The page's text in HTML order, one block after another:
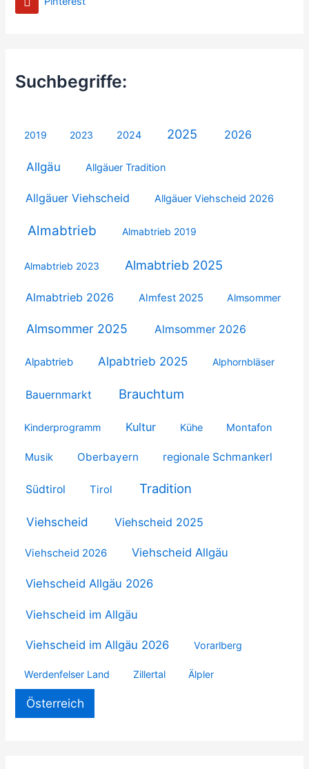
Suchbegriffe:
2019 2023 2024 2025 2026
Allgäu Allgäuer Tradition
Allgäuer Viehscheid Allgäuer Viehscheid 2026
Almabtrieb Almabtrieb 2019
Almabtrieb 2023 Almabtrieb 2025
Almabtrieb 2026 Almfest 2025 Almsommer
Almsommer 2025 Almsommer 2026
Alpabtrieb Alpabtrieb 2025 Alphornbläser
Bauernmarkt Brauchtum
Kinderprogramm Kultur Kühe Montafon
Musik Oberbayern regionale Schmankerl
Südtirol Tirol Tradition
Viehscheid Viehscheid 2025
Viehscheid 2026 Viehscheid Allgäu
Viehscheid Allgäu 2026
Viehscheid im Allgäu
Viehscheid im Allgäu 2026 Vorarlberg
Werdenfelser Land Zillertal Älpler
Österreich